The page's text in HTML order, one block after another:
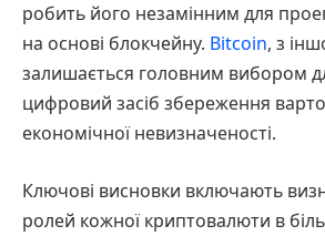
робить його незамінним для
на основі блокчейну. Bitcoin, з
залишається головним вибором
цифровий засіб збереження
економічної невизначеності.
Ключові висновки включають
ролей кожної криптовалюти в